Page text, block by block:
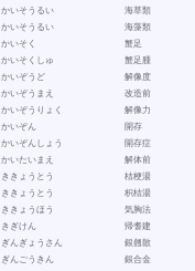
かいそうるい 海草類
かいそうるい 海藻類
かいそく 蟹足
かいそくしゅ 蟹足腫
かいぞうど 解像度
かいぞうまえ 改造前
かいぞうりょく 解像力
かいぞん 開存
かいぞんしょう 開存症
かいたいまえ 解体前
ききょうとう 桔梗湯
ききょうとう 枳桔湯
ききょうほう 気胸法
きぎけん 帰耆建
ぎんぎょうさん 銀翹散
ぎんごうきん 銀合金